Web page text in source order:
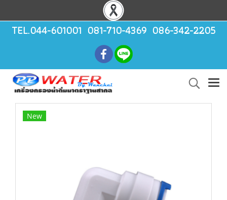
TEL.044-601001 081-710-4369 086-342-2205
New